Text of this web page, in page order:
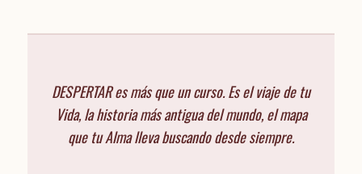
DESPERTAR es más que un curso. Es el viaje de tu
Vida, la historia más antigua del mundo, el mapa
que tu Alma lleva buscando desde siempre.